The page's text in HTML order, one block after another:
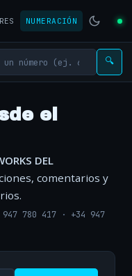
NUMERACIÓN
🔍
el
DEL
comentarios y
947 780 417 · +34 947